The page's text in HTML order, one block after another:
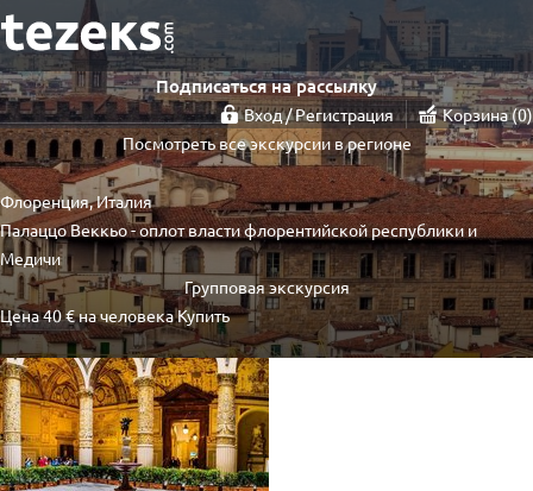
Подписаться на рассылку
Вход / Регистрация Корзина 0
Посмотреть все экскурсии в регионе
Флоренция, Италия
Палаццо Веккьо - оплот власти флорентийской республики и
Медичи
Групповая экскурсия
Цена40 €на человекаКупить